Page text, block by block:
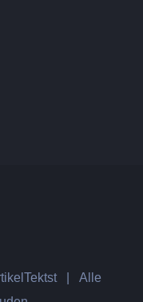
| Alle